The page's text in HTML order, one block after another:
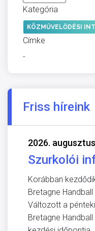
Kategória
KÖZMŰVELŐDÉSI
Címke
-
Friss híreink
2026.
Szurkolói
Korábban
Bretagne
Változott a
Bretagne